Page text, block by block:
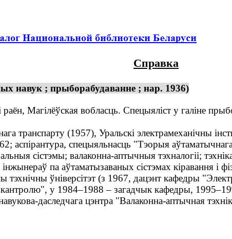
Справка
навук ; прыборабудаванне ; нар. 1936)
Магілёўская вобласць. Спецыяліст у галіне
транспарту (1957), Уральскі электрамеханічны
аспірантура, спецыяльнасць "Тэорыя
сістэмы; валаконна-аптычныя тэхналогіі;
па аўтаматызаваных сістэмах кіравання і
ўніверсітэт (з 1967, дацэнт кафедры
у 1984–1988 – загадчык кафедры,
даследчага цэнтра "Валаконна-аптычная